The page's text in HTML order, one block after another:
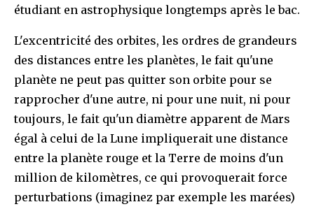
étudiant en astrophysique longtemps après le bac.
L'excentricité des orbites, les ordres de grandeurs
des distances entre les planètes, le fait qu'une
planète ne peut pas quitter son orbite pour se
rapprocher d'une autre, ni pour une nuit, ni pour
toujours, le fait qu'un diamètre apparent de Mars
égal à celui de la Lune impliquerait une distance
entre la planète rouge et la Terre de moins d'un
million de kilomètres, ce qui provoquerait force
perturbations (imaginez par exemple les marées)